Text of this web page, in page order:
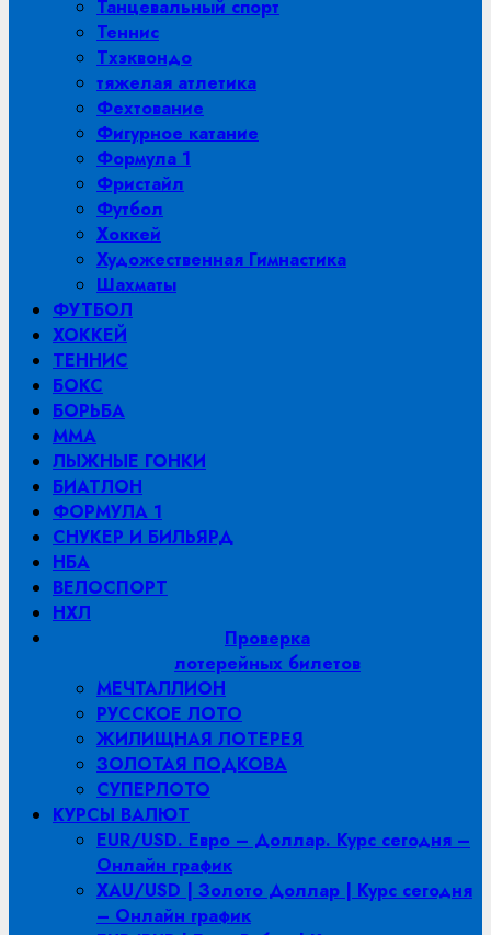
Танцевальный спорт
Теннис
Тхэквондо
тяжелая атлетика
Фехтование
Фигурное катание
Формула 1
Фристайл
Футбол
Хоккей
Художественная Гимнастика
Шахматы
ФУТБОЛ
ХОККЕЙ
ТЕННИС
БОКС
БОРЬБА
MMA
ЛЫЖНЫЕ ГОНКИ
БИАТЛОН
ФОРМУЛА 1
СНУКЕР И БИЛЬЯРД
НБА
ВЕЛОСПОРТ
НХЛ
Проверка
лотерейных билетов
МЕЧТАЛЛИОН
РУССКОЕ ЛОТО
ЖИЛИЩНАЯ ЛОТЕРЕЯ
ЗОЛОТАЯ ПОДКОВА
СУПЕРЛОТО
КУРСЫ ВАЛЮТ
EUR/USD. Евро – Доллар. Курс сегодня –
Онлайн график
XAU/USD | Золото Доллар | Курс сегодня
– Онлайн график